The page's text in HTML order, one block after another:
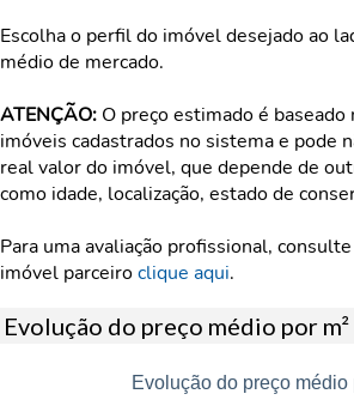
Escolha o perfil do imóvel desejado ao
médio de mercado.
ATENÇÃO: O preço estimado é baseado
imóveis cadastrados no sistema e pode
real valor do imóvel, que depende de
como idade, localização, estado de
Para uma avaliação profissional,
imóvel parceiroclique aqui.
Evolução do preço médio por m²
Evolução do preço médio